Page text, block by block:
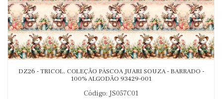
DZ26 - TRICOL. COLEÇÃO PÁSCOA JUARI SOUZA - BARRADO -
100% ALGODÃO 93429-001
Código: JS057C01